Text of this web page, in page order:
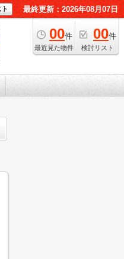
最終更新：2026年08月07日
00件
最近見た物件
00件
検討リスト